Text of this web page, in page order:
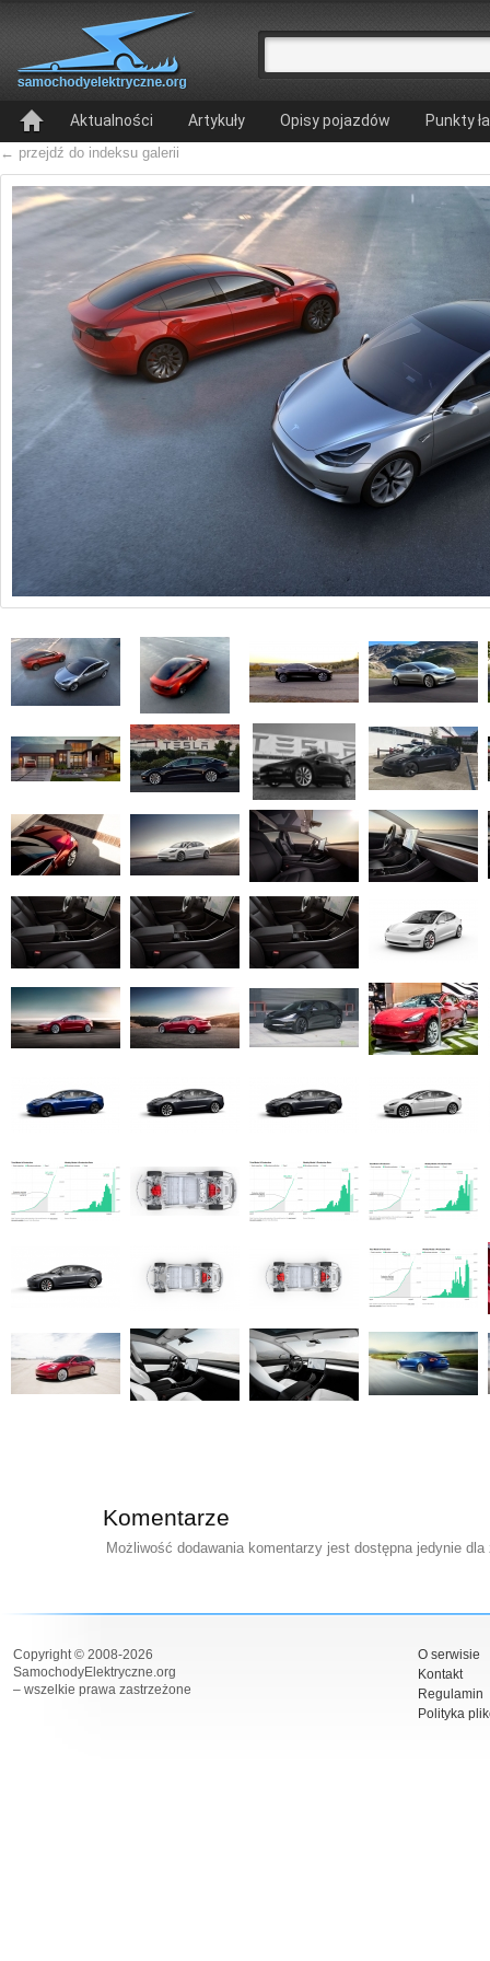
Aktualności Artykuły Opisy pojazdów Punkty
← przejdź do indeksu galerii
Komentarze
Możliwość dodawania komentarzy jest dostępna jedynie
Copyright © 2008-2026
SamochodyElektryczne.org
– wszelkie prawa zastrzeżone
O serwisie
Kontakt
Regulamin
Polityka